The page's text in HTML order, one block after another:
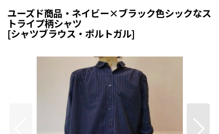
ユーズド商品・ネイビー×ブラック色シックなス
トライプ柄シャツ
[シャツブラウス・ポルトガル]